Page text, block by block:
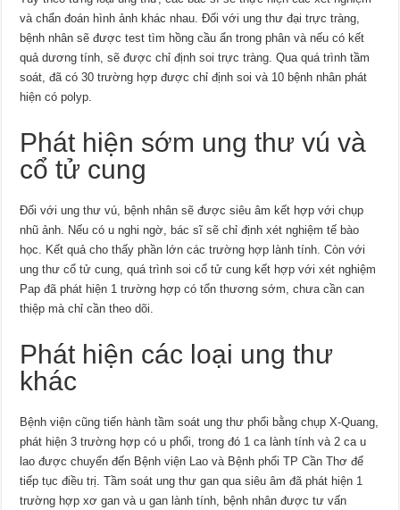
và chẩn đoán hình ảnh khác nhau. Đối với ung thư đại trực tràng,
bệnh nhân sẽ được test tìm hồng cầu ẩn trong phân và nếu có kết
quả dương tính, sẽ được chỉ định soi trực tràng. Qua quá trình tầm
soát, đã có 30 trường hợp được chỉ định soi và 10 bệnh nhân phát
hiện có polyp.
Phát hiện sớm ung thư vú và
cổ tử cung
Đối với ung thư vú, bệnh nhân sẽ được siêu âm kết hợp với chụp
nhũ ảnh. Nếu có u nghi ngờ, bác sĩ sẽ chỉ định xét nghiệm tế bào
học. Kết quả cho thấy phần lớn các trường hợp lành tính. Còn với
ung thư cổ tử cung, quá trình soi cổ tử cung kết hợp với xét nghiệm
Pap đã phát hiện 1 trường hợp có tổn thương sớm, chưa cần can
thiệp mà chỉ cần theo dõi.
Phát hiện các loại ung thư
khác
Bệnh viện cũng tiến hành tầm soát ung thư phổi bằng chụp X-Quang,
phát hiện 3 trường hợp có u phổi, trong đó 1 ca lành tính và 2 ca u
lao được chuyển đến Bệnh viện Lao và Bệnh phổi TP Cần Thơ để
tiếp tục điều trị. Tầm soát ung thư gan qua siêu âm đã phát hiện 1
trường hợp xơ gan và u gan lành tính, bệnh nhân được tư vấn